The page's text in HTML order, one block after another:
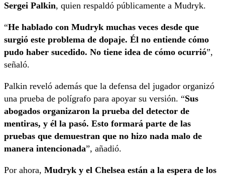
Sergei Palkin, quien respaldó públicamente a Mudryk.
“He hablado con Mudryk muchas veces desde que
surgió este problema de dopaje. Él no entiende cómo
pudo haber sucedido. No tiene idea de cómo ocurrió”,
señaló.
Palkin reveló además que la defensa del jugador organizó
una prueba de polígrafo para apoyar su versión. “Sus
abogados organizaron la prueba del detector de
mentiras, y él la pasó. Esto formará parte de las
pruebas que demuestran que no hizo nada malo de
manera intencionada”, añadió.
Por ahora, Mudryk y el Chelsea están a la espera de los